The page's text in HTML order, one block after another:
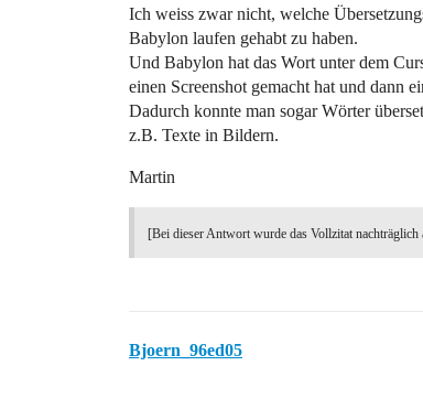
Ich weiss zwar nicht, welche
Babylon laufen gehabt zu haben.
Und Babylon hat das Wort unter dem
einen Screenshot gemacht hat und dann
Dadurch konnte man sogar Wörter
z.B. Texte in Bildern.
Martin
[Bei dieser Antwort wurde das Vollzitat nachträglich
Bjoern_96ed05